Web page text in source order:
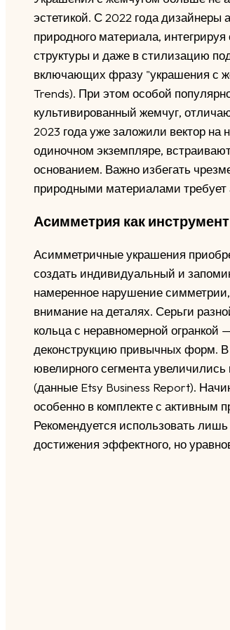
эстетикой. С 2022 года дизайнеры
природного материала,
структуры и даже в стилизацию
включающих фразу "украшения с
Trends). При этом особой
культивированный жемчуг,
2023 года уже заложили вектор
одиночном экземпляре,
основанием. Важно избегать
природными материалами требует
Асимметрия как
Асимметричные украшения
создать индивидуальный и
намеренное нарушение
внимание на деталях. Серьги
кольца с неравномерной огранкой
деконструкцию привычных форм.
ювелирного сегмента
(данные Etsy Business Report).
особенно в комплекте с активным
Рекомендуется использовать
достижения эффектного, но